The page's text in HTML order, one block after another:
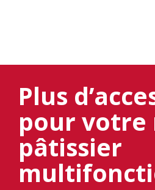
Plus
pour votre
pâtissier